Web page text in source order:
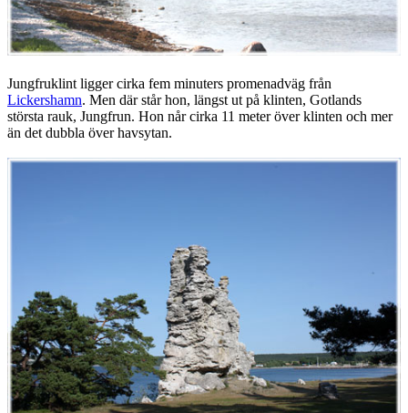
Jungfruklint ligger cirka fem minuters promenadväg från
Lickershamn. Men där står hon, längst ut på klinten, Gotlands
största rauk, Jungfrun. Hon når cirka 11 meter över klinten och mer
än det dubbla över havsytan.